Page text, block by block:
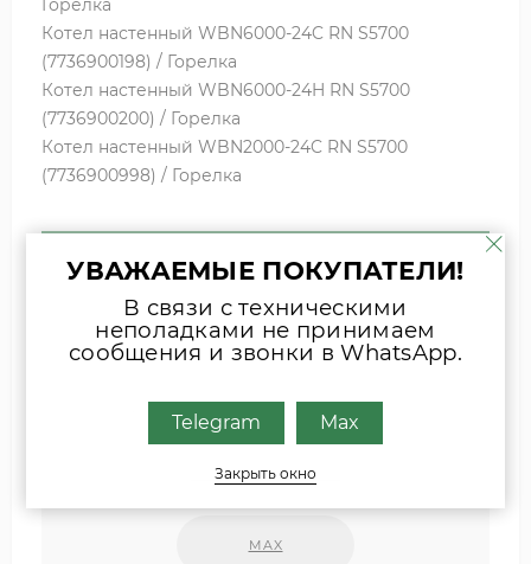
Горелка
Котел настенный WBN6000-24C RN S5700
(7736900198) / Горелка
Котел настенный WBN6000-24H RN S5700
(7736900200) / Горелка
Котел настенный WBN2000-24C RN S5700
(7736900998) / Горелка
Если вы затрудняетесь с выбором
комплектующих, присылайте фото
шильда оборудования или запчасти
удобным для Вас способом
Наши специалисты свяжутся с Вами.
INFO@ZIPKOTLY.RU
MAX
УВАЖАЕМЫЕ ПОКУПАТЕЛИ!
В связи с техническими
неполадками не принимаем
сообщения и звонки в WhatsApp.
Telegram Max
Закрыть окно